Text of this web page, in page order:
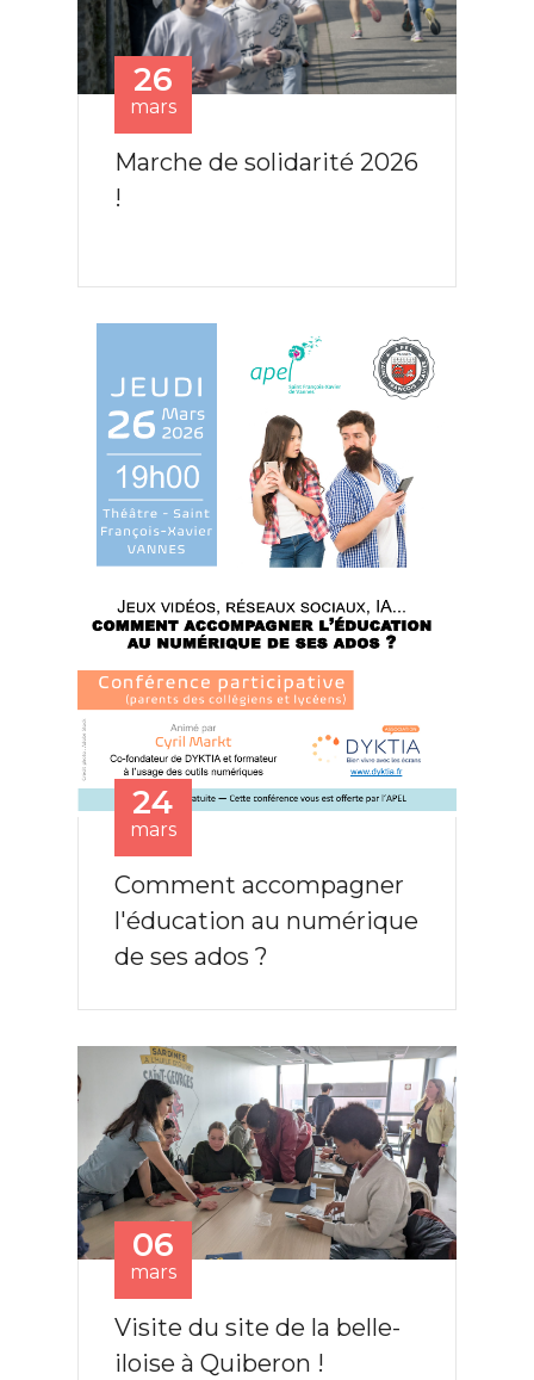
26
mars
Marche de solidarité 2026
!
24
mars
Comment accompagner
l'éducation au numérique
de ses ados ?
06
mars
Visite du site de la belle-
iloise à Quiberon !